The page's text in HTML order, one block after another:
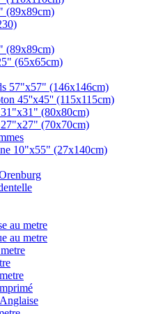
(89x89cm)
(89x89cm)
(65x65cm)
57"x57" (146x146cm)
45''x45'' (115x115cm)
31"x31" (80x80cm)
27"x27" (70x70cm)
10"x55" (27x140cm)
au metre
au metre